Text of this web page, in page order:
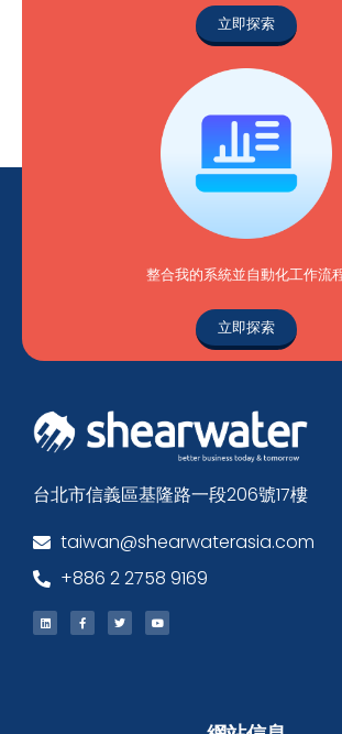
立即探索
整合我的系統並自動化工作流
立即探索
台北市信義區基隆路一段206號17樓
taiwan@shearwaterasia.com
+886 2 2758 9169